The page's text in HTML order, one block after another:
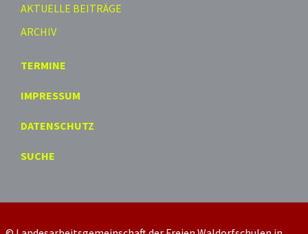
AKTUELLE BEITRÄGE
ARCHIV
TERMINE
IMPRESSUM
DATENSCHUTZ
SUCHE